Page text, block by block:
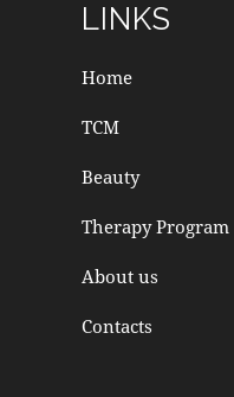
LINKS
Home
TCM
Beauty
Therapy Program
About us
Contacts